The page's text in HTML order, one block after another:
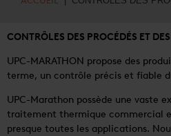
CONTRÔLES DES PROCÉDÉS ET
UPC-MARATHON propose des
terme, un contrôle précis et fiable
UPC-Marathon possède une vaste
traitement thermique commercial
presque toutes les applications.